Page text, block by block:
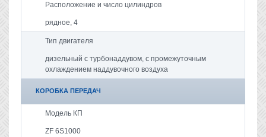
Расположение и число цилиндров
рядное, 4
Тип двигателя
дизельный с турбонаддувом, с промежуточным
охлаждением наддувочного воздуха
КОРОБКА ПЕРЕДАЧ
Модель КП
ZF 6S1000